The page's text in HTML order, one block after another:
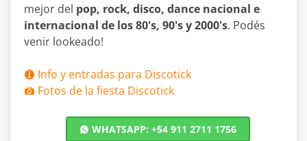
mejor del pop, rock, disco, dance nacional e
internacional de los 80's, 90's y 2000's. Podés
venir lookeado!
Info y entradas para Discotick
Fotos de la fiesta Discotick
WHATSAPP: +54 911 2711 1756